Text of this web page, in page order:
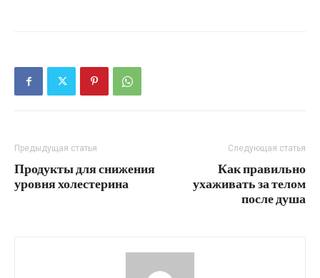
Предыдущая статья
Продукты для снижения
уровня холестерина
Следующая статья
Как правильно
ухаживать за телом
после душа